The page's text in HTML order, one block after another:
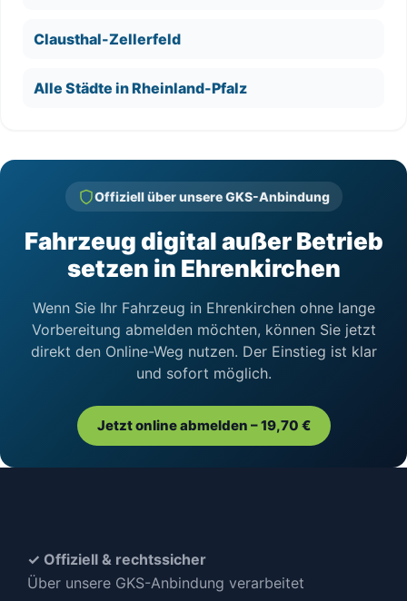
Clausthal-Zellerfeld
Alle Städte in Rheinland-Pfalz
Offiziell über unsere GKS-Anbindung
Fahrzeug digital außer Betrieb
setzen in Ehrenkirchen
Wenn Sie Ihr Fahrzeug in Ehrenkirchen ohne lange
Vorbereitung abmelden möchten, können Sie jetzt
direkt den Online-Weg nutzen. Der Einstieg ist klar
und sofort möglich.
Jetzt online abmelden – 19,70 €
✓ Offiziell & rechtssicher
Über unsere GKS-Anbindung verarbeitet